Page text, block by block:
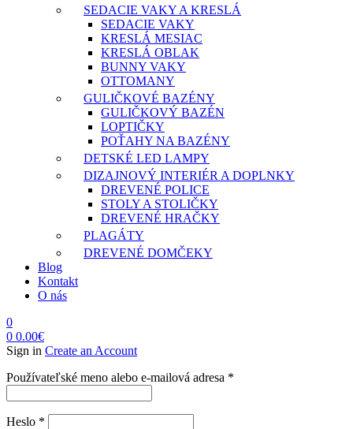
SEDACIE VAKY A KRESLÁ
SEDACIE VAKY
KRESLÁ MESIAC
KRESLÁ OBLAK
BUNNY VAKY
OTTOMANY
GULIČKOVÉ BAZÉNY
GULIČKOVÝ BAZÉN
LOPTIČKY
POŤAHY NA BAZÉNY
DETSKÉ LED LAMPY
DIZAJNOVÝ INTERIÉR A DOPLNKY
DREVENÉ POLICE
STOLY A STOLIČKY
DREVENÉ HRAČKY
PLAGÁTY
DREVENÉ DOMČEKY
Blog
Kontakt
O nás
0
0 0.00€
Sign in Create an Account
Používateľské meno alebo e-mailová adresa *
Heslo *